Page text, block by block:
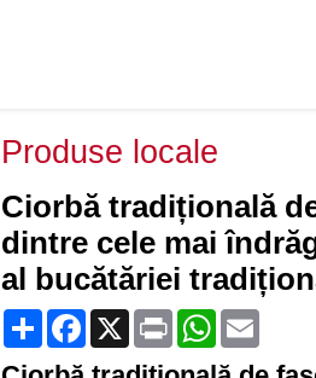
Produse locale
Ciorbă tradițională
dintre cele mai
al bucătăriei
ShareFacebook
X Print WhatsApp